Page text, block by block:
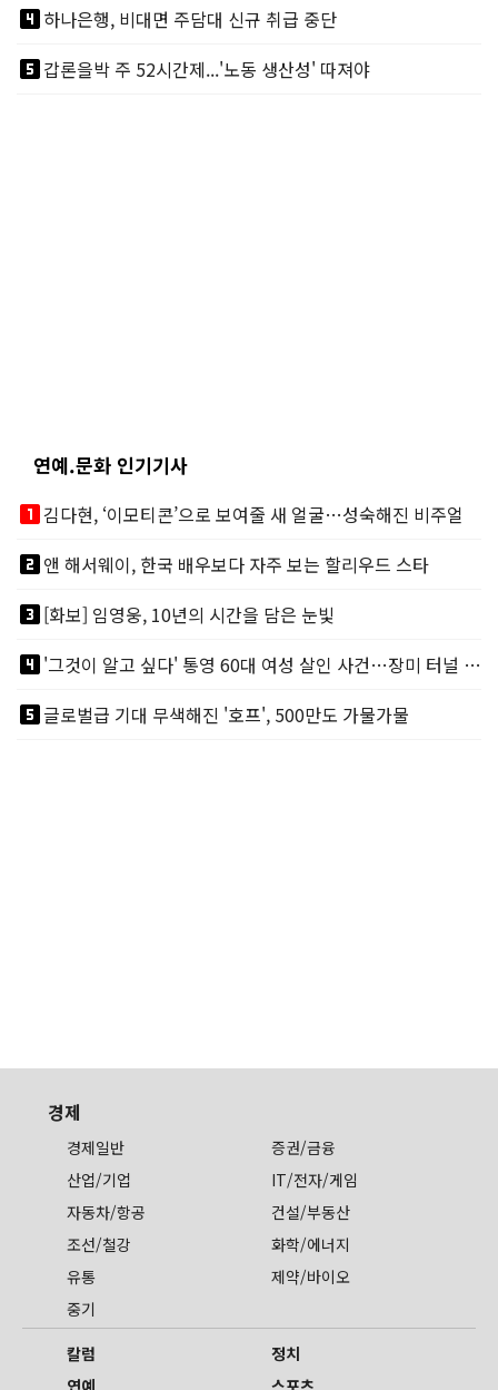
looks_4하나은행, 비대면 주담대 신규 취급 중단
looks_5갑론을박 주 52시간제...'노동 생산성' 따져야
연예.문화 인기기사
looks_one김다현, ‘이모티콘’으로 보여줄 새 얼굴…성숙해진 비주얼
looks_two앤 해서웨이, 한국 배우보다 자주 보는 할리우드 스타
looks_3[화보] 임영웅, 10년의 시간을 담은 눈빛
looks_4
'그것이 알고 싶다' 통영 60대 여성 살인 사건…장미 터널 아래 킬러, 누구냐 넌?
looks_5글로벌급 기대 무색해진 '호프', 500만도 가물가물
경제
경제일반
증권/금융
산업/기업
IT/전자/게임
자동차/항공
건설/부동산
조선/철강
화학/에너지
유통
제약/바이오
중기
칼럼
정치
연예
스포츠